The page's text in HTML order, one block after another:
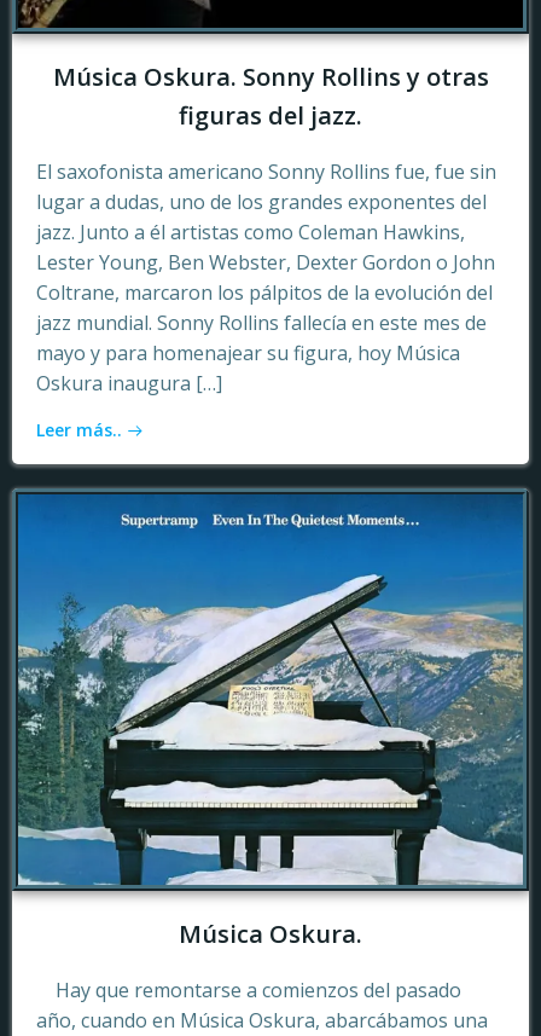
Música Oskura. Sonny Rollins y otras
figuras del jazz.
El saxofonista americano Sonny Rollins fue, fue sin
lugar a dudas, uno de los grandes exponentes del
jazz. Junto a él artistas como Coleman Hawkins,
Lester Young, Ben Webster, Dexter Gordon o John
Coltrane, marcaron los pálpitos de la evolución del
jazz mundial. Sonny Rollins fallecía en este mes de
mayo y para homenajear su figura, hoy Música
Oskura inaugura […]
Leer más..
Música Oskura.
Hay que remontarse a comienzos del pasado
año, cuando en Música Oskura, abarcábamos una